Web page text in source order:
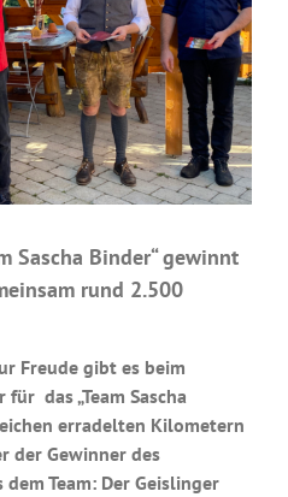
Sascha Binder“ gewinnt
rund 2.500
Freude gibt es beim
das „Team Sascha
erradelten Kilometern
der Gewinner des
Team: Der Geislinger